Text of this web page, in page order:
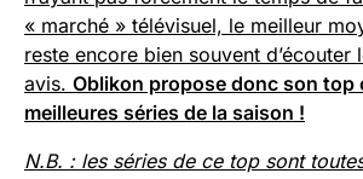
« marché » télévisuel, le meilleur
reste encore bien souvent d’écouter
avis. Oblikon propose donc son top
meilleures séries de la saison !
N.B. : les séries de ce top sont